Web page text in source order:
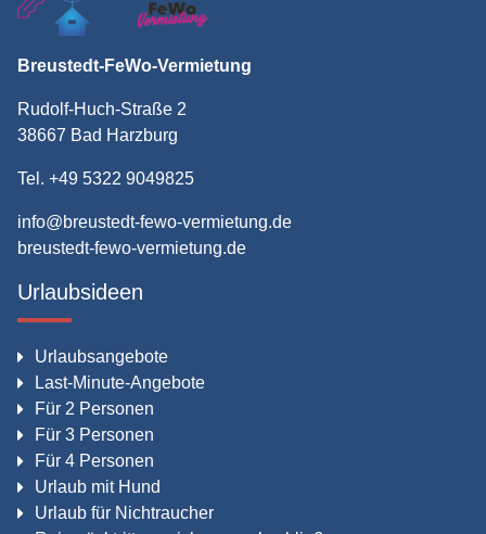
Breustedt-FeWo-Vermietung
Rudolf-Huch-Straße 2
38667 Bad Harzburg
Tel. +49 5322 9049825
info@breustedt-fewo-vermietung.de
breustedt-fewo-vermietung.de
Urlaubsideen
Urlaubsangebote
Last-Minute-Angebote
Für 2 Personen
Für 3 Personen
Für 4 Personen
Urlaub mit Hund
Urlaub für Nichtraucher